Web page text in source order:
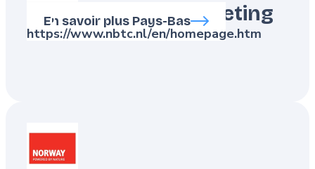
NBTC Holland Marketing
https://www.nbtc.nl/en/homepage.htm
En savoir plus Pays-Bas